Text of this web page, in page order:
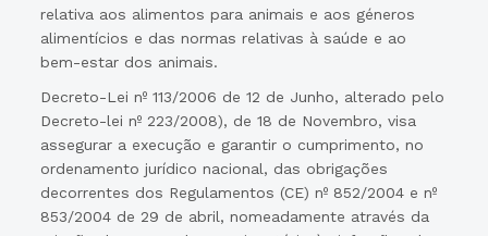
relativa aos alimentos para animais e aos géneros
alimentícios e das normas relativas à saúde e ao
bem-estar dos animais.
Decreto-Lei nº 113/2006 de 12 de Junho, alterado pelo
Decreto-lei nº 223/2008), de 18 de Novembro, visa
assegurar a execução e garantir o cumprimento, no
ordenamento jurídico nacional, das obrigações
decorrentes dos Regulamentos (CE) nº 852/2004 e nº
853/2004 de 29 de abril, nomeadamente através da